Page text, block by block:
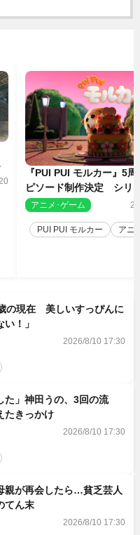
『PUI PUI モルカー』5
ピソード制作決定 シリ
親・見里朝希監督が復帰
アニメ･ゲーム
PUI PUI モルカー アニ
の現在 美しいすっぴんに
！」
2026/8/10 17:30
た」神田うの、3回の流
きっかけ
2026/8/10 17:30
親が再会したら…貧乏芸人
てん末
2026/8/10 17:30